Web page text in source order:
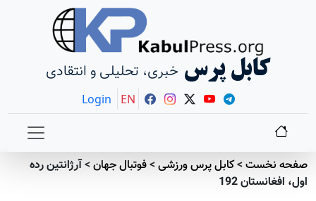
کابل پرس خبری، تحلیلی و انتقادی
Login EN
صفحه نخست>کابل پرس ورزشی>فوتبال جهان>آرژانتین رده
اول، افغانستان 192